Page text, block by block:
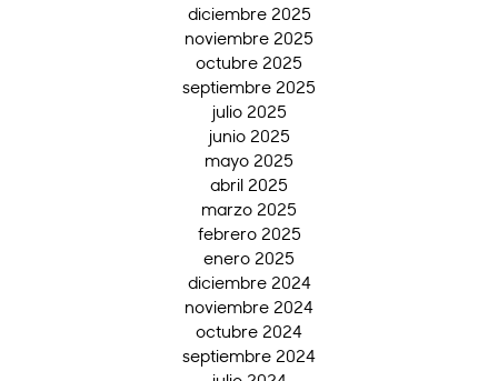
diciembre 2025
noviembre 2025
octubre 2025
septiembre 2025
julio 2025
junio 2025
mayo 2025
abril 2025
marzo 2025
febrero 2025
enero 2025
diciembre 2024
noviembre 2024
octubre 2024
septiembre 2024